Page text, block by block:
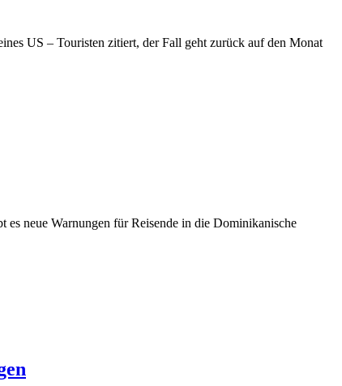
US – Touristen zitiert, der Fall geht zurück auf den Monat
neue Warnungen für Reisende in die Dominikanische